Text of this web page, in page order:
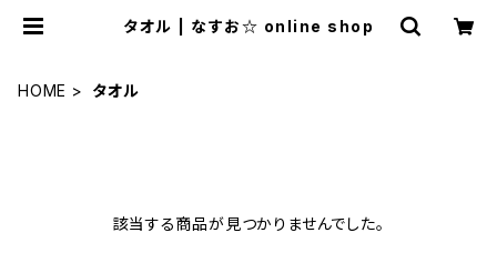
タオル | なすお☆ online shop
HOME タオル
該当する商品が見つかりませんでした。